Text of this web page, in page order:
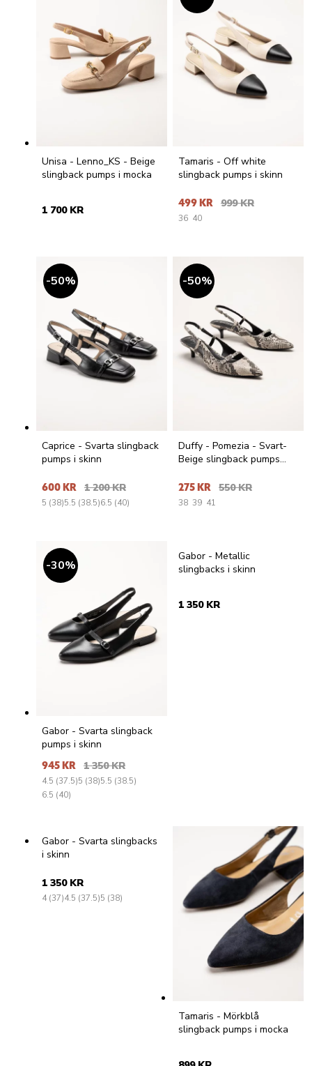
Unisa - Lenno_KS - Beige
slingback pumps i mocka
1 700 KR
Tamaris - Off white
slingback pumps i skinn
499 KR 999 KR
36 40
50%
Caprice - Svarta slingback
pumps i skinn
600 KR 1 200 KR
5 (38)5.5 (38.5)6.5 (40)
50%
Duffy - Pomezia - Svart-
Beige slingback pumps
275 KR 550 KR
38 39 41
30%
Gabor - Svarta slingback
pumps i skinn
945 KR 1 350 KR
4.5 (37.5)5 (38)5.5 (38.5)
6.5 (40)
Gabor - Metallic
slingbacks i skinn
1 350 KR
Gabor - Svarta slingbacks
i skinn
1 350 KR
4 (37)4.5 (37.5)5 (38)
Tamaris - Mörkblå
slingback pumps i mocka